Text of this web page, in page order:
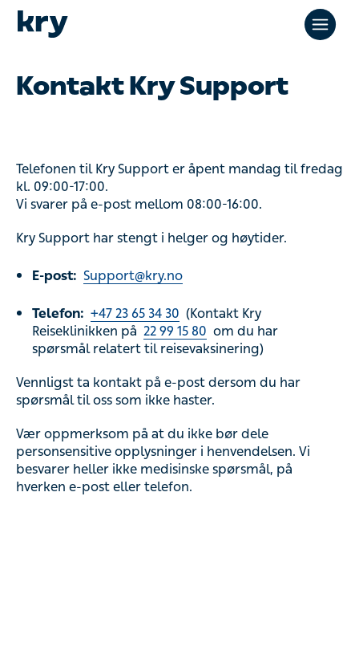
Kontakt Kry Support
Telefonen til Kry Support er åpent mandag til fredag
kl. 09:00-17:00.
Vi svarer på e-post mellom 08:00-16:00.
Kry Support har stengt i helger og høytider.
E-post: Support@kry.no
Telefon: +47 23 65 34 30 (Kontakt Kry
Reiseklinikken på 22 99 15 80 om du har
spørsmål relatert til reisevaksinering)
Vennligst ta kontakt på e-post dersom du har
spørsmål til oss som ikke haster.
Vær oppmerksom på at du ikke bør dele
personsensitive opplysninger i henvendelsen. Vi
besvarer heller ikke medisinske spørsmål, på
hverken e-post eller telefon.